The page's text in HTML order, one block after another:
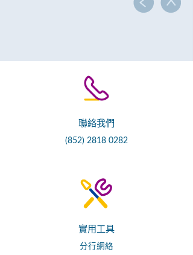
聯絡我們
(852) 2818 0282
實用工具
分行網絡